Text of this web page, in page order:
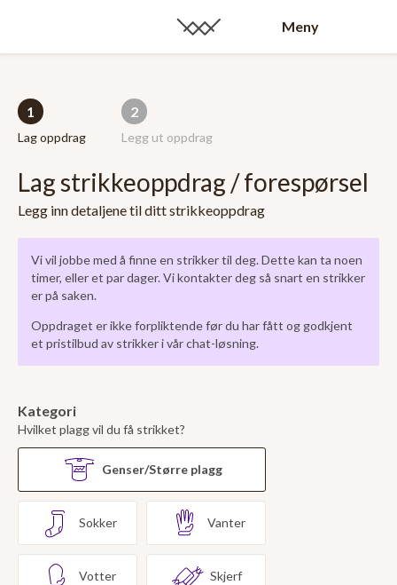
Meny
1
Lag oppdrag
2
Legg ut oppdrag
Lag strikkeoppdrag / forespørsel
Legg inn detaljene til ditt strikkeoppdrag
Vi vil jobbe med å finne en strikker til deg. Dette kan ta noen
timer, eller et par dager. Vi kontakter deg så snart en strikker
er på saken.
Oppdraget er ikke forpliktende før du har fått og godkjent
et pristilbud av strikker i vår chat-løsning.
Kategori
Hvilket plagg vil du få strikket?
Genser/Større plagg
Sokker Vanter
Votter Skjerf